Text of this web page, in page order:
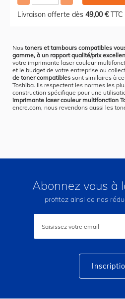
Livraison offerte dès 49,00 €TTC
Nos toners et tambours compatibles
gamme, à un rapport qualité/prix
votre imprimante laser couleur
et le budget de votre entreprise ou
de toner compatibles sont similaires à
Toshiba. Ils respectent les normes les
construction spécifique pour une
imprimante laser couleur multifonction
encre.com, nous revendons aussi les
Abonnez vous à
profitez ainsi de nos
lettre